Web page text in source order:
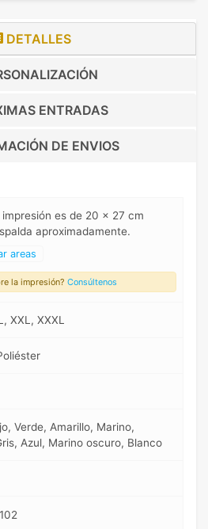
DETALLES
ENTRADAS
DE ENVIOS
impresión es de 20 x 27 cm
aproximadamente.
areas
la impresión? Consúltenos
XXL, XXXL
Verde, Amarillo, Marino,
Azul, Marino oscuro, Blanco